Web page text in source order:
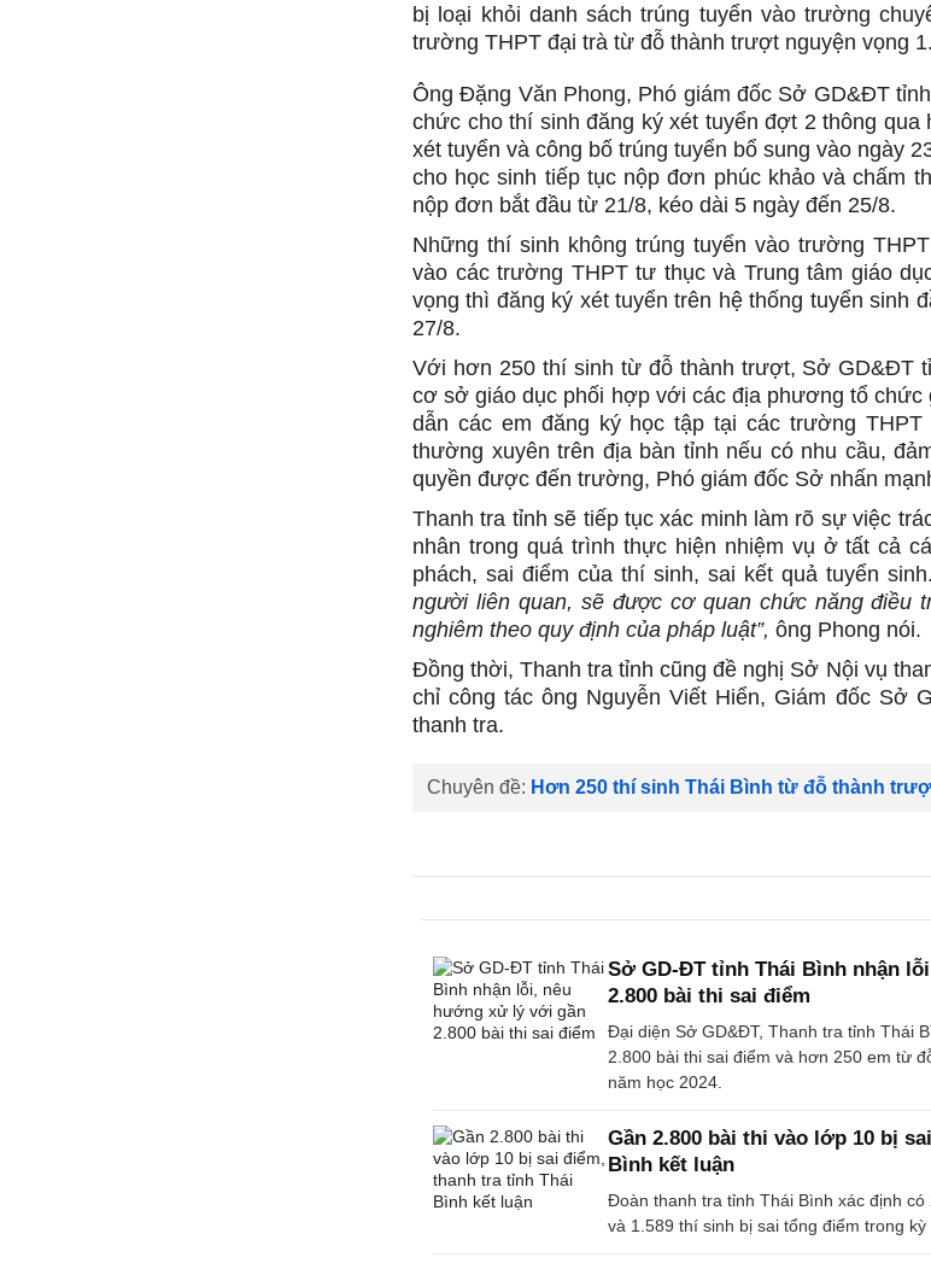
bị loại khỏi danh sách trúng tuyển vào trường
trường THPT đại trà từ đỗ thành trượt nguyện vọng 1.
Ông Đặng Văn Phong, Phó giám đốc Sở GD&ĐT
chức cho thí sinh đăng ký xét tuyển đợt 2 thông qua
xét tuyển và công bố trúng tuyển bổ sung vào ngày
cho học sinh tiếp tục nộp đơn phúc khảo và chấm
nộp đơn bắt đầu từ 21/8, kéo dài 5 ngày đến 25/8.
Những thí sinh không trúng tuyển vào trường
vào các trường THPT tư thục và Trung tâm giáo
vọng thì đăng ký xét tuyển trên hệ thống tuyển sinh
27/8.
Với hơn 250 thí sinh từ đỗ thành trượt, Sở GD&ĐT
cơ sở giáo dục phối hợp với các địa phương tổ chức
dẫn các em đăng ký học tập tại các trường
thường xuyên trên địa bàn tỉnh nếu có nhu cầu,
quyền được đến trường, Phó giám đốc Sở nhấn
Thanh tra tỉnh sẽ tiếp tục xác minh làm rõ sự việc
nhân trong quá trình thực hiện nhiệm vụ ở tất cả
phách, sai điểm của thí sinh, sai kết quả tuyển sinh.
người liên quan, sẽ được cơ quan chức năng điều
nghiêm theo quy định của pháp luật”, ông Phong nói.
Đồng thời, Thanh tra tỉnh cũng đề nghị Sở Nội vụ
chỉ công tác ông Nguyễn Viết Hiển, Giám đốc Sở
thanh tra.
Chuyên đề: Hơn 250 thí sinh Thái Bình từ đỗ thành
Sở GD-ĐT tỉnh Thái Bình nhận
2.800 bài thi sai điểm
Đại diện Sở GD&ĐT, Thanh tra tỉnh Thái
2.800 bài thi sai điểm và hơn 250 em từ
năm học 2024.
Gần 2.800 bài thi vào lớp 10 bị
Bình kết luận
Đoàn thanh tra tỉnh Thái Bình xác định
và 1.589 thí sinh bị sai tổng điểm trong